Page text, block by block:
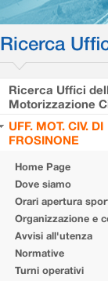
Ricerca
Ricerca Uffici
Motorizzazione
UFF. MOT. CIV. DI
FROSINONE
Home Page
Dove siamo
Orari apertura
Organizzazione e
Avvisi all'utenza
Normative
Turni operativi